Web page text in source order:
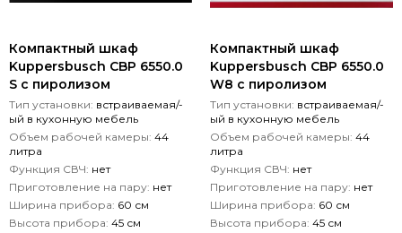
Компактный шкаф
Kuppersbusch CBP 6550.0
S с пиролизом
Тип установки: встраиваемая/-
ый в кухонную мебель
Объем рабочей камеры: 44
литра
Функция СВЧ: нет
Приготовление на пару: нет
Ширина прибора: 60 см
Высота прибора: 45 см
Компактный шкаф
Kuppersbusch CBP 6550.0
W8 с пиролизом
Тип установки: встраиваемая/-
ый в кухонную мебель
Объем рабочей камеры: 44
литра
Функция СВЧ: нет
Приготовление на пару: нет
Ширина прибора: 60 см
Высота прибора: 45 см